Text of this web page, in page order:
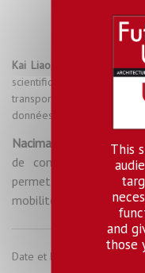
Kai Liao , de la
scientifique au LVMT,
transports urbains en
données pour mesurer les
Nacima Baron,
du
de communication
permet de dire sur la
mobilités partagées.
Date et horaire :
This
and
those